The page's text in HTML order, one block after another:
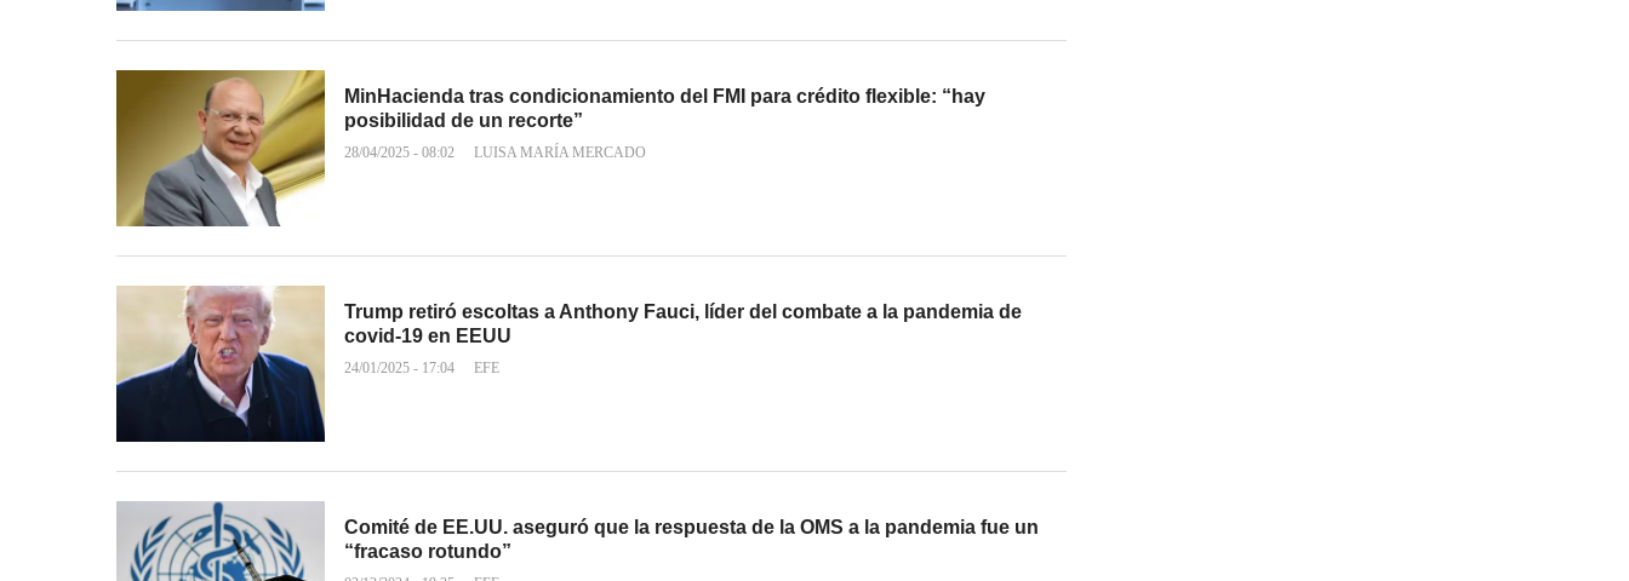
MinHacienda tras condicionamiento del FMI para crédito flexible: “hay
posibilidad de un recorte”
28/04/2025 - 08:02 LUISA MARÍA MERCADO
Trump retiró escoltas a Anthony Fauci, líder del combate a la pandemia de
covid-19 en EEUU
24/01/2025 - 17:04 EFE
Comité de EE.UU. aseguró que la respuesta de la OMS a la pandemia fue un
“fracaso rotundo”